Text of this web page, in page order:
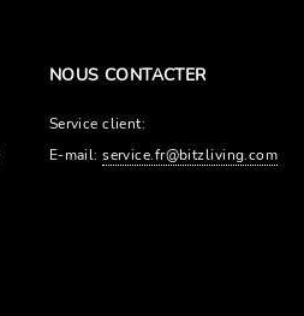
NOUS CONTACTER
Service client:
E-mail:service.fr@bitzliving.com